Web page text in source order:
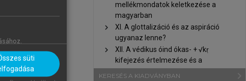
magyarban ahat
van,
(
múlt idejű
A
mellékmondatok keletkezése a
magyarban
chevron_right
XI. A glottalizáció és az aspiráció
ugyanaz lenne?
chevron_right
XII. A védikus óind ókas- + √kṛ
kifejezés értelmezése és a
funkcióigés szerkezetek története
KERESÉS A KIADVÁNYBAN
süti